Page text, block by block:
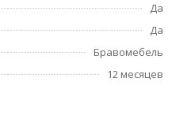
Да
Да
Бравомебель
12 месяцев